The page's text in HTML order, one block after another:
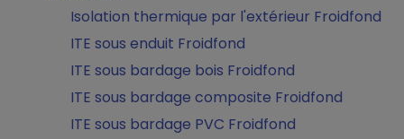
Isolation thermique par l'extérieur Froidfond
ITE sous enduit Froidfond
ITE sous bardage bois Froidfond
ITE sous bardage composite Froidfond
ITE sous bardage PVC Froidfond